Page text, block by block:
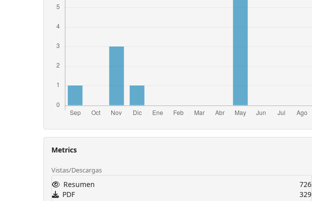
Metrics
Vistas/Descargas
Resumen
726
PDF
329